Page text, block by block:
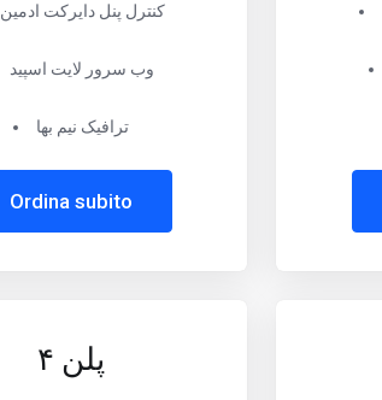
کنترل پنل دایرکت ادمین
وب سرور لایت اسپید
ترافیک نیم بها
Ordina subito
پلن ۴